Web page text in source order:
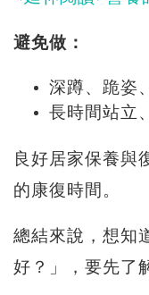
避免做：
深蹲、跪姿
長時間站立
良好居家保養與
的康復時間。
總結來說，想知
好？」，要先了